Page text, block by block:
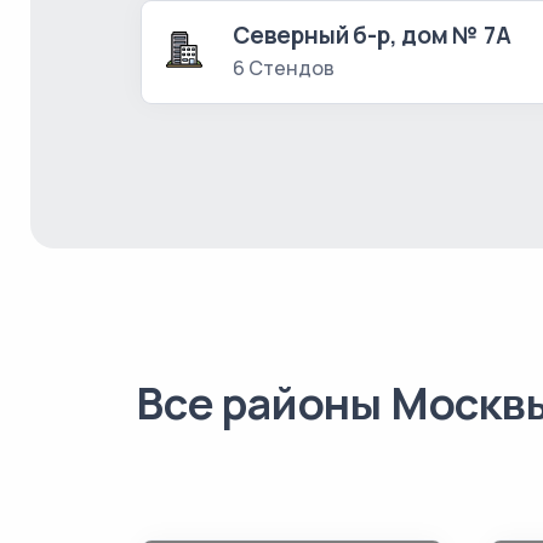
Северный б-р, дом № 7А
6 Стендов
Все районы